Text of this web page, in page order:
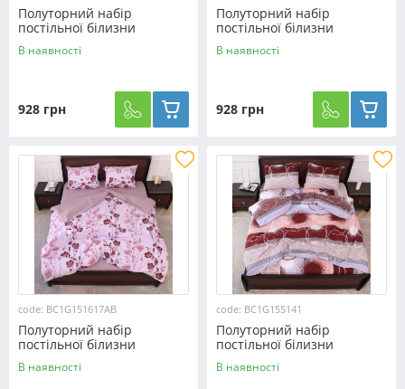
Полуторний набір
постільної білизни
150*220 із Бязі "Gold"
№168280 Черешенька™
В наявності
928 грн
Полуторний набір
постільної білизни
150*220 із Бязі "Gold"
№151552 Черешенка™
В наявності
928 грн
code: BC1G151617АВ
Полуторний набір
постільної білизни
150*220 із Бязі "Gold"
№151617АВ Черешенька™
В наявності
code: BC1G155141
Полуторний набір
постільної білизни
150*220 із Бязі "Gold"
№155141 Черешенка™
В наявності